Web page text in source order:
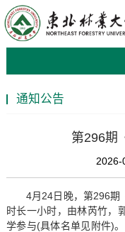
通知公告
第296期
2026-
4月24日晚，第296期
时长一小时，由林芮竹，
学参与(具体名单见附件)